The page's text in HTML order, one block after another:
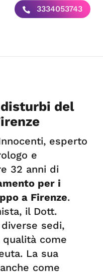
3334053743
del
esperto
e
32 anni di
per i
a Firenze.
il Dott.
diverse sedi,
come
La sua
come